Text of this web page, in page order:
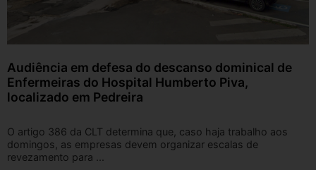
Audiência em defesa do descanso dominical de
Enfermeiras do Hospital Humberto Piva,
localizado em Pedreira
O artigo 386 da CLT determina que, caso haja trabalho aos
domingos, as empresas devem organizar escalas de
revezamento para ...